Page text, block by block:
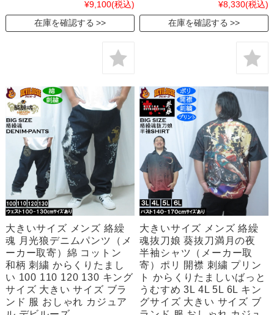
¥9,100(税込)
在庫を確認する
¥8,330(税込)
在庫を確認する
大きいサイズ メンズ 絡繰
魂 月光狼デニムパンツ（メ
ーカー取寄）綿 コットン
和柄 刺繍 からくりたまし
い 100 110 120 130 キング
サイズ 大きい サイズ ブラ
ンド 服 おしゃれ カジュア
大きいサイズ メンズ 絡繰
魂抜刀娘 葵抜刀満月の夜
半袖シャツ（メーカー取
寄）ポリ 開襟 刺繍 プリン
ト からくりたましいばっと
うむすめ 3L 4L 5L 6L キン
グサイズ 大きい サイズ ブ